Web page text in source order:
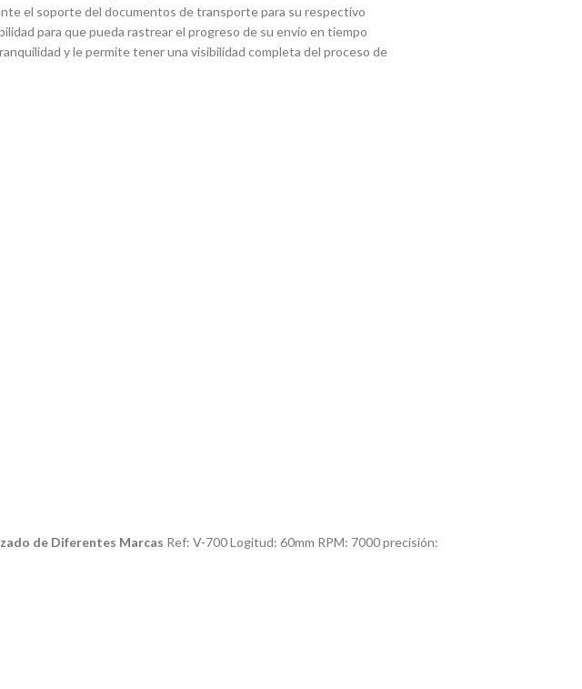
el soporte del documentos de transporte para su respectivo
para que pueda rastrear el progreso de su envío en tiempo
y le permite tener una visibilidad completa del proceso de
de Diferentes Marcas Ref: V-700 Logitud: 60mm RPM: 7000 precisión: